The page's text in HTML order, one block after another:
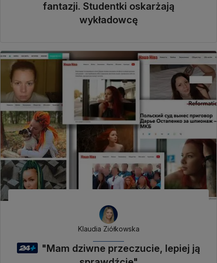
fantazji. Studentki oskarżają
wykładowcę
Klaudia Ziółkowska
"Mam dziwne przeczucie, lepiej ją